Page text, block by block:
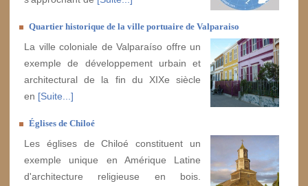
Quartier historique de la ville portuaire de Valparaiso
La ville coloniale de Valparaíso offre un
exemple de développement urbain et
architectural de la fin du XIXe siècle
en [Suite...]
Églises de Chiloé
Les églises de Chiloé constituent un
exemple unique en Amérique Latine
d'architecture religieuse en bois.